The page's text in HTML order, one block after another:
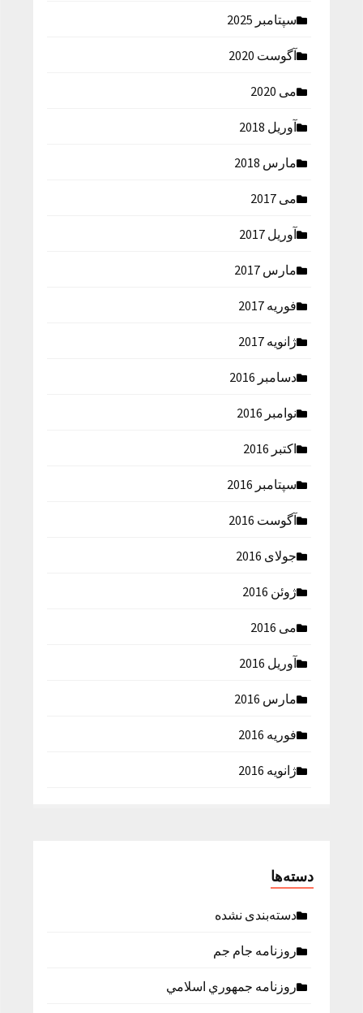
سپتامبر 2025
آگوست 2020
می 2020
آوریل 2018
مارس 2018
می 2017
آوریل 2017
مارس 2017
فوریه 2017
ژانویه 2017
دسامبر 2016
نوامبر 2016
اکتبر 2016
سپتامبر 2016
آگوست 2016
جولای 2016
ژوئن 2016
می 2016
آوریل 2016
مارس 2016
فوریه 2016
ژانویه 2016
دسته‌ها
دسته‌بندی نشده
روزنامه جام جم
روزنامه جمهوري اسلامي